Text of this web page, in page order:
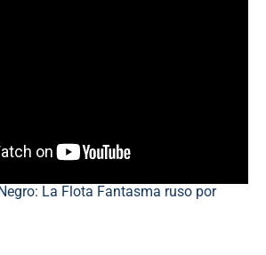
La Flota Fantasma ruso por